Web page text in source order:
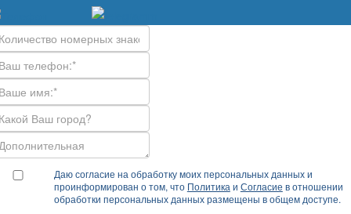
Даю согласие на обработку моих персональных данных и
проинформирован о том, что Политика и Согласие в отношении
обработки персональных данных размещены в общем доступе.